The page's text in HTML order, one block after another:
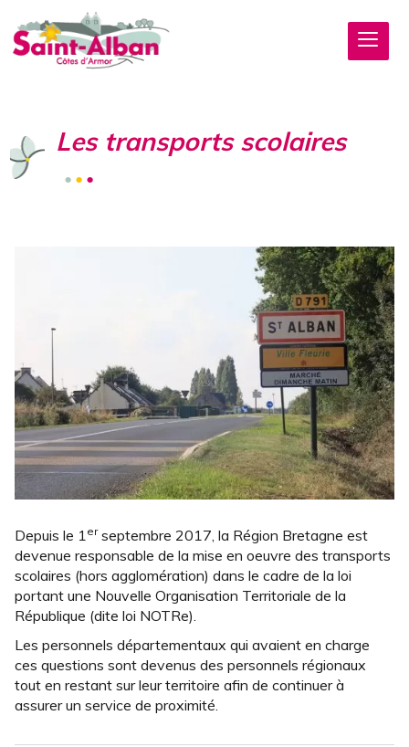
Les transports scolaires
Depuis le 1erseptembre 2017, la Région Bretagne est
devenue responsable de la mise en oeuvre des transports
scolaires (hors agglomération) dans le cadre de la loi
portant une Nouvelle Organisation Territoriale de la
République (dite loi NOTRe).
Les personnels départementaux qui avaient en charge
ces questions sont devenus des personnels régionaux
tout en restant sur leur territoire afin de continuer à
assurer un service de proximité.